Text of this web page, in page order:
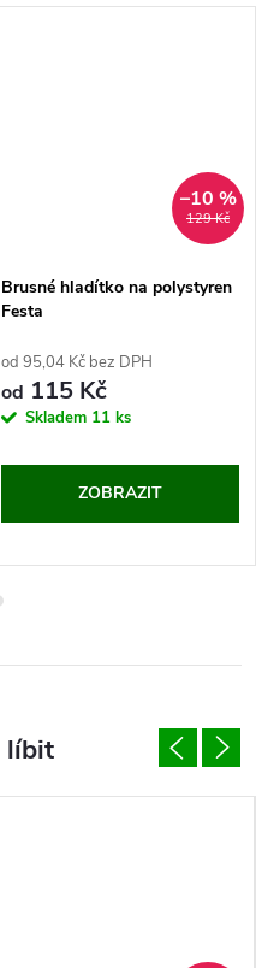
129 Kč
–10 %
Brusné hladítko na polystyren
Festa
od 95,04 Kč bez DPH
od 115 Kč
Skladem 11 ks
ZOBRAZIT